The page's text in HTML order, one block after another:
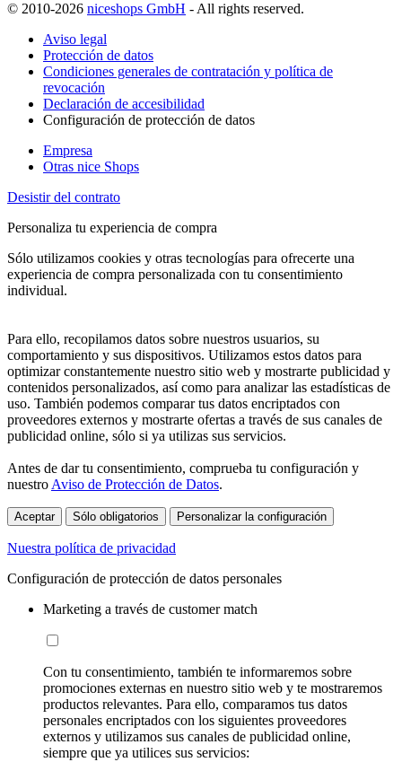
© 2010-2026 niceshops GmbH - All rights reserved.
Aviso legal
Protección de datos
Condiciones generales de contratación y política de
revocación
Declaración de accesibilidad
Configuración de protección de datos
Empresa
Otras nice Shops
Desistir del contrato
Personaliza tu experiencia de compra
Sólo utilizamos cookies y otras tecnologías para ofrecerte una
experiencia de compra personalizada con tu consentimiento
individual.
Para ello, recopilamos datos sobre nuestros usuarios, su
comportamiento y sus dispositivos. Utilizamos estos datos para
optimizar constantemente nuestro sitio web y mostrarte publicidad y
contenidos personalizados, así como para analizar las estadísticas de
uso. También podemos comparar tus datos encriptados con
proveedores externos y mostrarte ofertas a través de sus canales de
publicidad online, sólo si ya utilizas sus servicios.
Antes de dar tu consentimiento, comprueba tu configuración y
nuestroAviso de Protección de Datos.
Aceptar Sólo obligatorios Personalizar la configuración
Nuestra política de privacidad
Configuración de protección de datos personales
Marketing a través de customer match
Con tu consentimiento, también te informaremos sobre
promociones externas en nuestro sitio web y te mostraremos
productos relevantes. Para ello, comparamos tus datos
personales encriptados con los siguientes proveedores
externos y utilizamos sus canales de publicidad online,
siempre que ya utilices sus servicios: